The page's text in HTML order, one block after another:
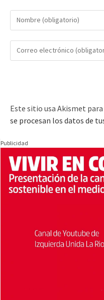
Este sitio usa Akismet
se procesan los datos de
Publicidad